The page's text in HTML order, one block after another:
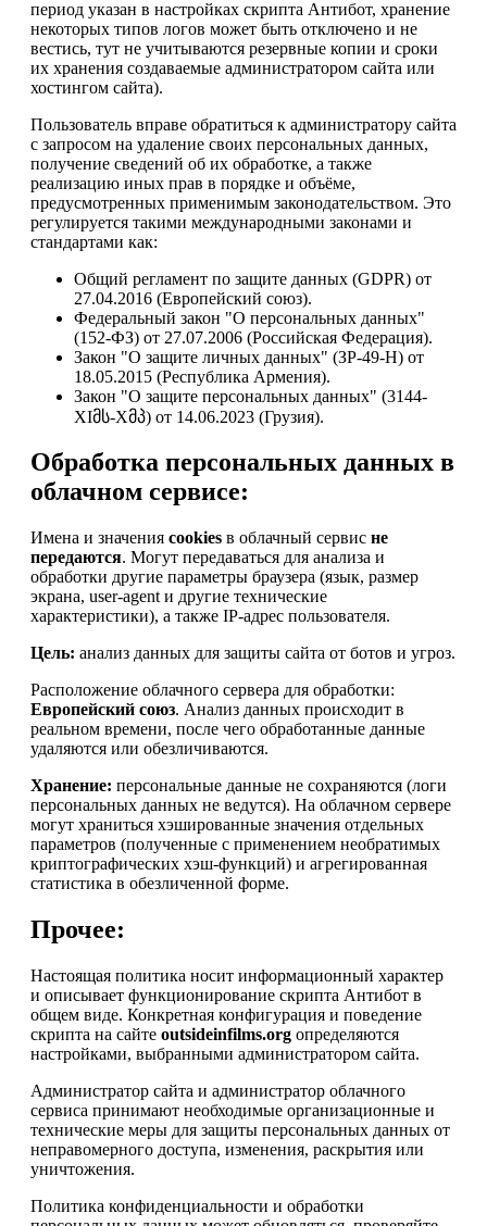
период указан в настройках скрипта Антибот, хранение
некоторых типов логов может быть отключено и не
вестись, тут не учитываются резервные копии и сроки
их хранения создаваемые администратором сайта или
хостингом сайта).
Пользователь вправе обратиться к администратору сайта
с запросом на удаление своих персональных данных,
получение сведений об их обработке, а также
реализацию иных прав в порядке и объёме,
предусмотренных применимым законодательством. Это
регулируется такими международными законами и
стандартами как:
Общий регламент по защите данных (GDPR) от
27.04.2016 (Европейский союз).
Федеральный закон "О персональных данных"
(152-ФЗ) от 27.07.2006 (Российская Федерация).
Закон "О защите личных данных" (ЗР-49-Н) от
18.05.2015 (Республика Армения).
Закон "О защите персональных данных" (3144-
XIმს-Xმპ) от 14.06.2023 (Грузия).
Обработка персональных данных в
облачном сервисе:
Имена и значения cookies в облачный сервис не
передаются. Могут передаваться для анализа и
обработки другие параметры браузера (язык, размер
экрана, user-agent и другие технические
характеристики), а также IP-адрес пользователя.
Цель: анализ данных для защиты сайта от ботов и угроз.
Расположение облачного сервера для обработки:
Европейский союз. Анализ данных происходит в
реальном времени, после чего обработанные данные
удаляются или обезличиваются.
Хранение: персональные данные не сохраняются (логи
персональных данных не ведутся). На облачном сервере
могут храниться хэшированные значения отдельных
параметров (полученные с применением необратимых
криптографических хэш-функций) и агрегированная
статистика в обезличенной форме.
Прочее:
Настоящая политика носит информационный характер
и описывает функционирование скрипта Антибот в
общем виде. Конкретная конфигурация и поведение
скрипта на сайте outsideinfilms.org определяются
настройками, выбранными администратором сайта.
Администратор сайта и администратор облачного
сервиса принимают необходимые организационные и
технические меры для защиты персональных данных от
неправомерного доступа, изменения, раскрытия или
уничтожения.
Политика конфиденциальности и обработки